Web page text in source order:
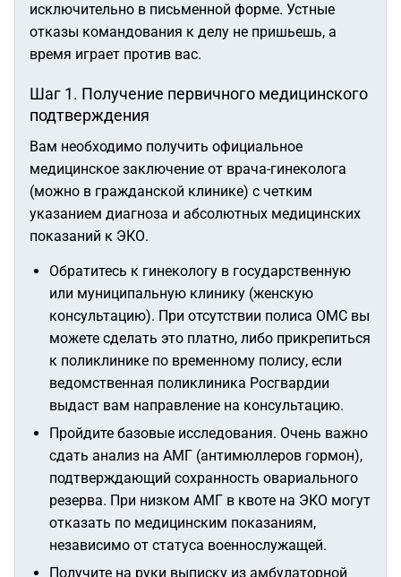
исключительно в письменной форме. Устные
отказы командования к делу не пришьешь, а
время играет против вас.
Шаг 1. Получение первичного медицинского
подтверждения
Вам необходимо получить официальное
медицинское заключение от врача-гинеколога
(можно в гражданской клинике) с четким
указанием диагноза и абсолютных медицинских
показаний к ЭКО.
Обратитесь к гинекологу в государственную
или муниципальную клинику (женскую
консультацию). При отсутствии полиса ОМС вы
можете сделать это платно, либо прикрепиться
к поликлинике по временному полису, если
ведомственная поликлиника Росгвардии
выдаст вам направление на консультацию.
Пройдите базовые исследования. Очень важно
сдать анализ на АМГ (антимюллеров гормон),
подтверждающий сохранность овариального
резерва. При низком АМГ в квоте на ЭКО могут
отказать по медицинским показаниям,
независимо от статуса военнослужащей.
Получите на руки выписку из амбулаторной